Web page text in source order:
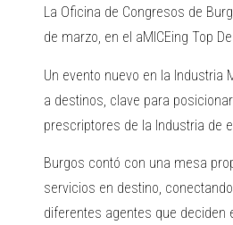
La Oficina de Congresos de
de marzo, en el aMICEing Top
Un evento nuevo en la Industria
a destinos, clave para
prescriptores de la Industria de
Burgos contó con una mesa
servicios en destino,
diferentes agentes que deciden